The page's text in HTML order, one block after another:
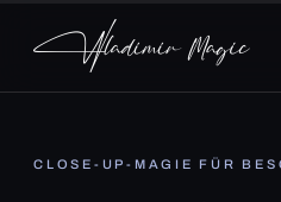
CLOSE-UP-MAGIE FÜR